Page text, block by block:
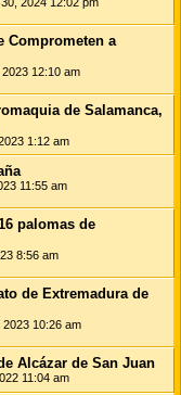
Comprometen a
12:10 am
de Salamanca,
1:12 am
11:55 am
palomas de
8:56 am
de Extremadura de
2023 10:26 am
Alcázar de San Juan
11:04 am